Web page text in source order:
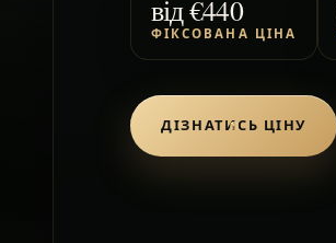
від€440
ФІКСОВАНА ЦІНА
ДІЗНАТИСЬ ЦІНУ